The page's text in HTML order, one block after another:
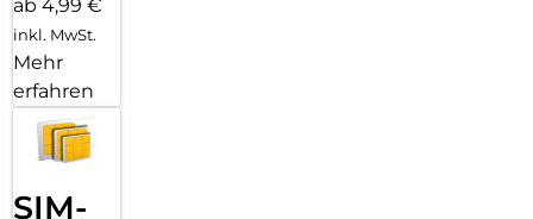
ab 4,99 €
inkl. MwSt.
Mehr
erfahren
SIM-